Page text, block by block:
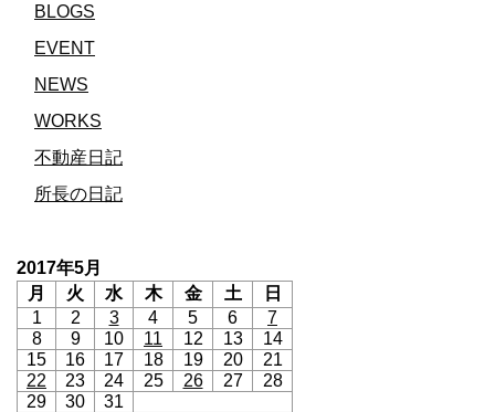
BLOGS
EVENT
NEWS
WORKS
不動産日記
所長の日記
2017年5月
月
火 水 木 金 土 日
1 2 3 4 5 6
7
8
9 10 11 12 13
14
15
16 17 18 19 20
21
22
23 24 25 26 27
28
29
30 31